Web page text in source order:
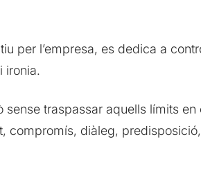
per l’empresa, es dedica a
ironia.
traspassar aquells límits
compromís, diàleg,